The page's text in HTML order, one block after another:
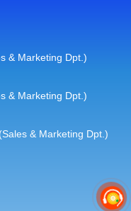
& Marketing Dpt.)
& Marketing Dpt.)
(Sales & Marketing Dpt.)